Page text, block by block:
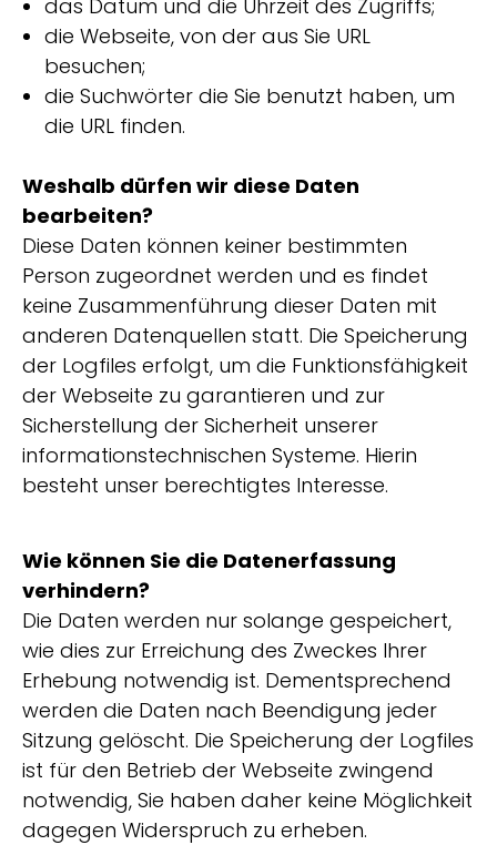
das Datum und die Uhrzeit des Zugriffs;
die Webseite, von der aus Sie URL
besuchen;
die Suchwörter die Sie benutzt haben, um
die URL finden.
Weshalb dürfen wir diese Daten
bearbeiten?
Diese Daten können keiner bestimmten
Person zugeordnet werden und es findet
keine Zusammenführung dieser Daten mit
anderen Datenquellen statt. Die Speicherung
der Logfiles erfolgt, um die Funktionsfähigkeit
der Webseite zu garantieren und zur
Sicherstellung der Sicherheit unserer
informationstechnischen Systeme. Hierin
besteht unser berechtigtes Interesse.
Wie können Sie die Datenerfassung
verhindern?
Die Daten werden nur solange gespeichert,
wie dies zur Erreichung des Zweckes Ihrer
Erhebung notwendig ist. Dementsprechend
werden die Daten nach Beendigung jeder
Sitzung gelöscht. Die Speicherung der Logfiles
ist für den Betrieb der Webseite zwingend
notwendig, Sie haben daher keine Möglichkeit
dagegen Widerspruch zu erheben.